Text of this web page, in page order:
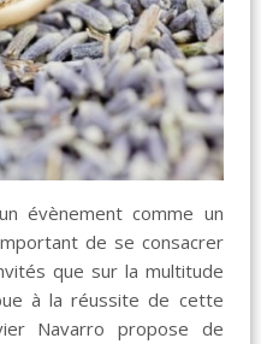
évènement comme un
de se consacrer
que sur la multitude
à la réussite de cette
Navarro propose de